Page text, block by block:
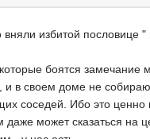
избитой пословице
боятся
в своем доме не
соседей. Ибо это
может сказаться на